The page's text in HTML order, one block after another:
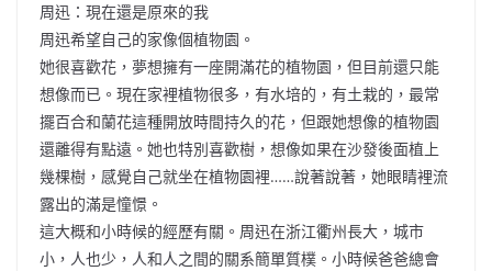
周迅：現在還是原來的我
周迅希望自己的家像個植物園。
她很喜歡花，夢想擁有一座開滿花的植物園，但目前還只能
想像而已。現在家裡植物很多，有水培的，有土栽的，最常
擺百合和蘭花這種開放時間持久的花，但跟她想像的植物園
還離得有點遠。她也特別喜歡樹，想像如果在沙發後面植上
幾棵樹，感覺自己就坐在植物園裡……說著說著，她眼睛裡流
露出的滿是憧憬。
這大概和小時候的經歷有關。周迅在浙江衢州長大，城市
小，人也少，人和人之間的關系簡單質樸。小時候爸爸總會